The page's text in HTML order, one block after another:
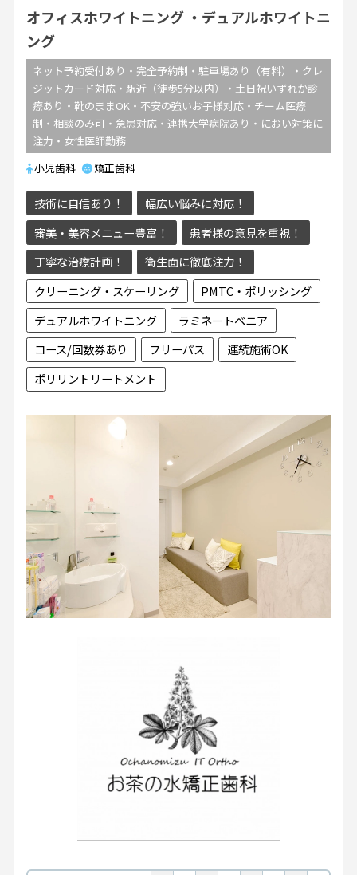
オフィスホワイトニング
デュアルホワイトニ
ング
ネット予約受付あり・完全予約制・駐車場あり（有料）・クレ
ジットカード対応・駅近（徒歩5分以内）・土日祝いずれか診
療あり・靴のままOK・不安の強いお子様対応・チーム医療
制・相談のみ可・急患対応・連携大学病院あり・におい対策に
注力・女性医師勤務
小児歯科
矯正歯科
技術に自信あり！
幅広い悩みに対応！
審美・美容メニュー豊富！
患者様の意見を重視！
丁寧な治療計画！
衛生面に徹底注力！
クリーニング・スケーリング
PMTC・ポリッシング
デュアルホワイトニング
ラミネートベニア
コース/回数券あり
フリーパス
連続施術OK
ポリリントリートメント